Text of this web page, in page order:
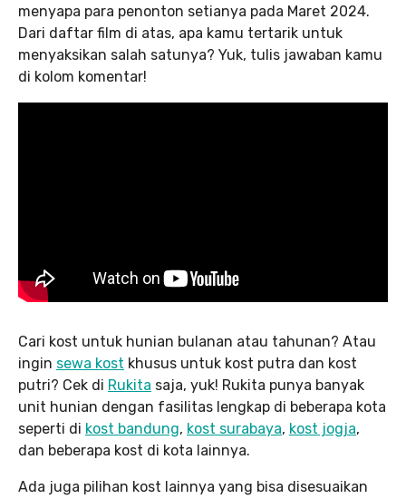
menyapa para penonton setianya pada Maret 2024.
Dari daftar film di atas, apa kamu tertarik untuk
menyaksikan salah satunya? Yuk, tulis jawaban kamu
di kolom komentar!
Cari kost untuk hunian bulanan atau tahunan? Atau
ingin sewa kost khusus untuk kost putra dan kost
putri? Cek di Rukita saja, yuk! Rukita punya banyak
unit hunian dengan fasilitas lengkap di beberapa kota
seperti di kost bandung, kost surabaya, kost jogja,
dan beberapa kost di kota lainnya.
Ada juga pilihan kost lainnya yang bisa disesuaikan